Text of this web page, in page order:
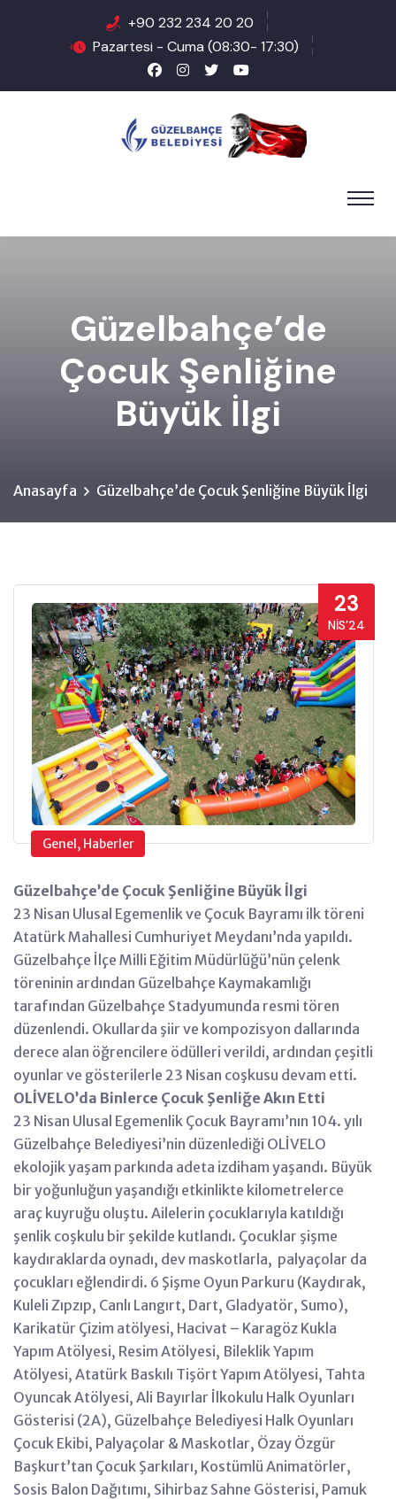
+90 232 234 20 20
Pazartesi - Cuma (08:30- 17:30)
Güzelbahçe’de
Çocuk Şenliğine
Büyük İlgi
Anasayfa Güzelbahçe’de Çocuk Şenliğine Büyük İlgi
23
NIS’24
Genel, Haberler
Güzelbahçe’de Çocuk Şenliğine Büyük İlgi
23 Nisan Ulusal Egemenlik ve Çocuk Bayramı ilk töreni
Atatürk Mahallesi Cumhuriyet Meydanı’nda yapıldı.
Güzelbahçe İlçe Milli Eğitim Müdürlüğü’nün çelenk
töreninin ardından Güzelbahçe Kaymakamlığı
tarafından Güzelbahçe Stadyumunda resmi tören
düzenlendi. Okullarda şiir ve kompozisyon dallarında
derece alan öğrencilere ödülleri verildi, ardından çeşitli
oyunlar ve gösterilerle 23 Nisan coşkusu devam etti.
OLİVELO’da Binlerce Çocuk Şenliğe Akın Etti
23 Nisan Ulusal Egemenlik Çocuk Bayramı’nın 104. yılı
Güzelbahçe Belediyesi’nin düzenlediği OLİVELO
ekolojik yaşam parkında adeta izdiham yaşandı. Büyük
bir yoğunluğun yaşandığı etkinlikte kilometrelerce
araç kuyruğu oluştu. Ailelerin çocuklarıyla katıldığı
şenlik coşkulu bir şekilde kutlandı. Çocuklar şişme
kaydıraklarda oynadı, dev maskotlarla, palyaçolar da
çocukları eğlendirdi. 6 Şişme Oyun Parkuru (Kaydırak,
Kuleli Zıpzıp, Canlı Langırt, Dart, Gladyatör, Sumo),
Karikatür Çizim atölyesi, Hacivat – Karagöz Kukla
Yapım Atölyesi, Resim Atölyesi, Bileklik Yapım
Atölyesi, Atatürk Baskılı Tişört Yapım Atölyesi, Tahta
Oyuncak Atölyesi, Ali Bayırlar İlkokulu Halk Oyunları
Gösterisi (2A), Güzelbahçe Belediyesi Halk Oyunları
Çocuk Ekibi, Palyaçolar & Maskotlar, Özay Özgür
Başkurt’tan Çocuk Şarkıları, Kostümlü Animatörler,
Sosis Balon Dağıtımı, Sihirbaz Sahne Gösterisi, Pamuk